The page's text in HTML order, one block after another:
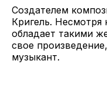
Создателем
Кригель.
обладает такими
свое
музыкант.